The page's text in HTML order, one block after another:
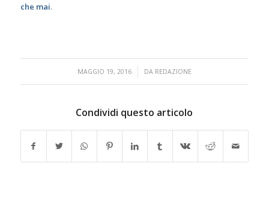
che mai.
MAGGIO 19, 2016
/ DA REDAZIONE
Condividi questo articolo